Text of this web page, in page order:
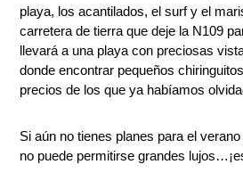
playa, los acantilados, el surf y el
carretera de tierra que deje la N109
llevará a una playa con preciosas
donde encontrar pequeños
precios de los que ya habíamos
Si aún no tienes planes para el
no puede permitirse grandes